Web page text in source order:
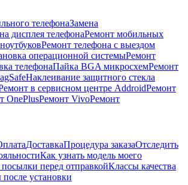
телефонаЗамена
дисплея телефонаРемонт мобильных
Ремонт телефона с выездом
операционной системыРемонт
телефонаПайка BGA микросхемРемонт
Наклеивание защитного стекла
в сервисном центре AddroidРемонт
OnePlusРемонт VivoРемонт
ДоставкаПроцедура заказаОтследить
Как узнать модель моего
перед отправкойКлассы качества
установки